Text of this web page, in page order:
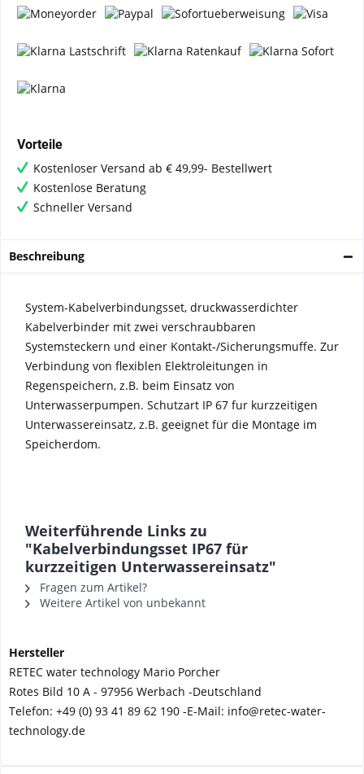
Vorteile
Kostenloser Versand ab € 49,99- Bestellwert
Kostenlose Beratung
Schneller Versand
Beschreibung
System-Kabelverbindungsset, druckwasserdichter
Kabelverbinder mit zwei verschraubbaren
Systemsteckern und einer Kontakt-/Sicherungsmuffe. Zur
Verbindung von flexiblen Elektroleitungen in
Regenspeichern, z.B. beim Einsatz von
Unterwasserpumpen. Schutzart IP 67 fur kurzzeitigen
Unterwassereinsatz, z.B. geeignet für die Montage im
Speicherdom.
Weiterführende Links zu
"Kabelverbindungsset IP67 für
kurzzeitigen Unterwassereinsatz"
Fragen zum Artikel?
Weitere Artikel von unbekannt
Hersteller
RETEC water technology Mario Porcher
Rotes Bild 10 A - 97956 Werbach -Deutschland
Telefon: +49 (0) 93 41 89 62 190 -E-Mail: info@retec-water-
technology.de